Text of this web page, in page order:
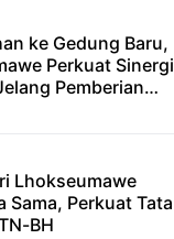
ke Gedung Baru,
Perkuat Sinergi
Pemberian
Lhokseumawe
Sama, Perkuat Tata
BH